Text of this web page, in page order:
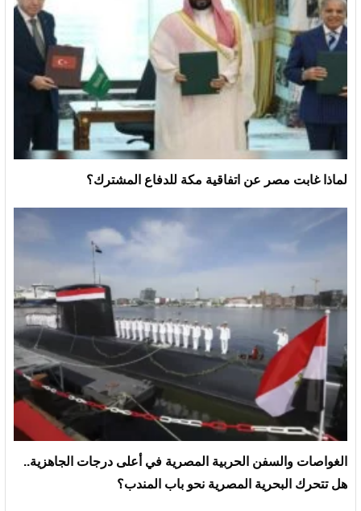
لماذا غابت مصر عن اتفاقية مكة للدفاع المشترك؟
الغواصات والسفن الحربية المصرية في أعلى درجات الجاهزية..
هل تتحرك البحرية المصرية نحو باب المندب؟